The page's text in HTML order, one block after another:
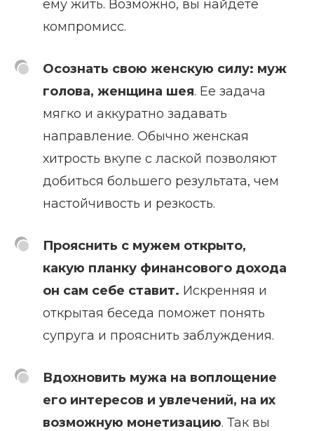
ему жить. Возможно, вы найдете
компромисс.
Осознать свою женскую силу: муж
голова, женщина шея. Ее задача
мягко и аккуратно задавать
направление. Обычно женская
хитрость вкупе с лаской позволяют
добиться большего результата, чем
настойчивость и резкость.
Прояснить с мужем открыто,
какую планку финансового дохода
он сам себе ставит. Искренняя и
открытая беседа поможет понять
супруга и прояснить заблуждения.
Вдохновить мужа на воплощение
его интересов и увлечений, на их
возможную монетизацию. Так вы